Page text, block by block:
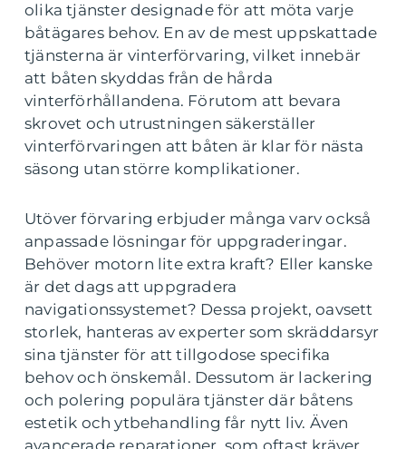
olika tjänster designade för att möta varje
båtägares behov. En av de mest uppskattade
tjänsterna är vinterförvaring, vilket innebär
att båten skyddas från de hårda
vinterförhållandena. Förutom att bevara
skrovet och utrustningen säkerställer
vinterförvaringen att båten är klar för nästa
säsong utan större komplikationer.
Utöver förvaring erbjuder många varv också
anpassade lösningar för uppgraderingar.
Behöver motorn lite extra kraft? Eller kanske
är det dags att uppgradera
navigationssystemet? Dessa projekt, oavsett
storlek, hanteras av experter som skräddarsyr
sina tjänster för att tillgodose specifika
behov och önskemål. Dessutom är lackering
och polering populära tjänster där båtens
estetik och ytbehandling får nytt liv. Även